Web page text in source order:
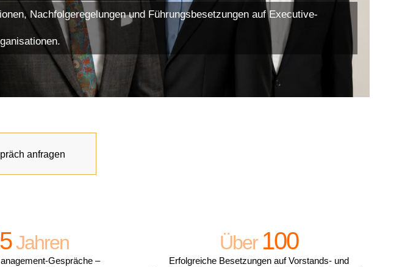
Nachfolgeregelungen und Führungsbesetzungen auf Executive-
anfragen
Jahren
Gespräche –
Über 100
Erfolgreiche Besetzungen auf Vorstands- und